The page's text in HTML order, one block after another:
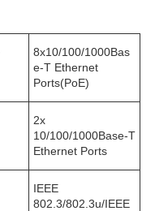
8x10/100/1000Bas
e-T Ethernet
Ports(PoE)
2x
10/100/1000Base-T
Ethernet Ports
IEEE
802.3/802.3u/IEEE